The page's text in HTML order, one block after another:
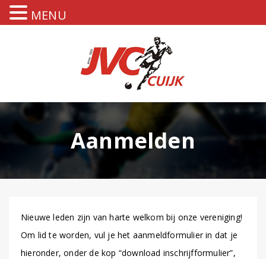
Aanmelden
Nieuwe leden zijn van harte welkom bij onze vereniging!
Om lid te worden, vul je het aanmeldformulier in dat je
hieronder, onder de kop “download inschrijfformulier”,
MENU